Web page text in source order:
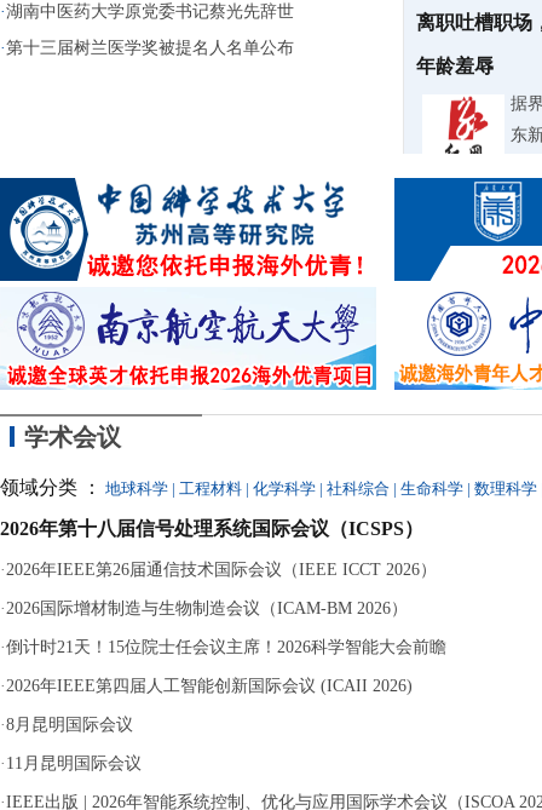
·湖南中医药大学原党委书记蔡光先辞世
·第十三届树兰医学奖被提名人名单公布
离职吐槽职场
年龄羞辱
据
东
《科学时评》
微过重罚要
议
离
分钟等十余次“
严重违纪、单方
学术会议
领域分类 ： 地球科学 | 工程材料 | 化学科学 | 社科综合 | 生命科学 | 数理科学
2026年第十八届信号处理系统国际会议（ICSPS）
·2026年IEEE第26届通信技术国际会议（IEEE ICCT 2026）
·2026国际增材制造与生物制造会议（ICAM-BM 2026）
·倒计时21天！15位院士任会议主席！2026科学智能大会前瞻
·2026年IEEE第四届人工智能创新国际会议 (ICAII 2026)
·8月昆明国际会议
· 11月昆明国际会议
·IEEE出版 | 2026年智能系统控制、优化与应用国际学术会议（ISCOA